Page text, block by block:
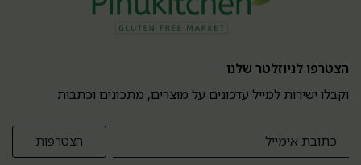
הצטרפו לניוזלטר שלנו
וקבלו ישירות למייל עדכונים על מוצרים, מתכונים וכתבות